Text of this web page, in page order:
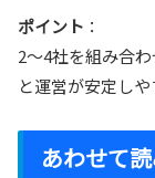
ポイント ：
2〜4社を組み合
と運営が安定しや
あわせて